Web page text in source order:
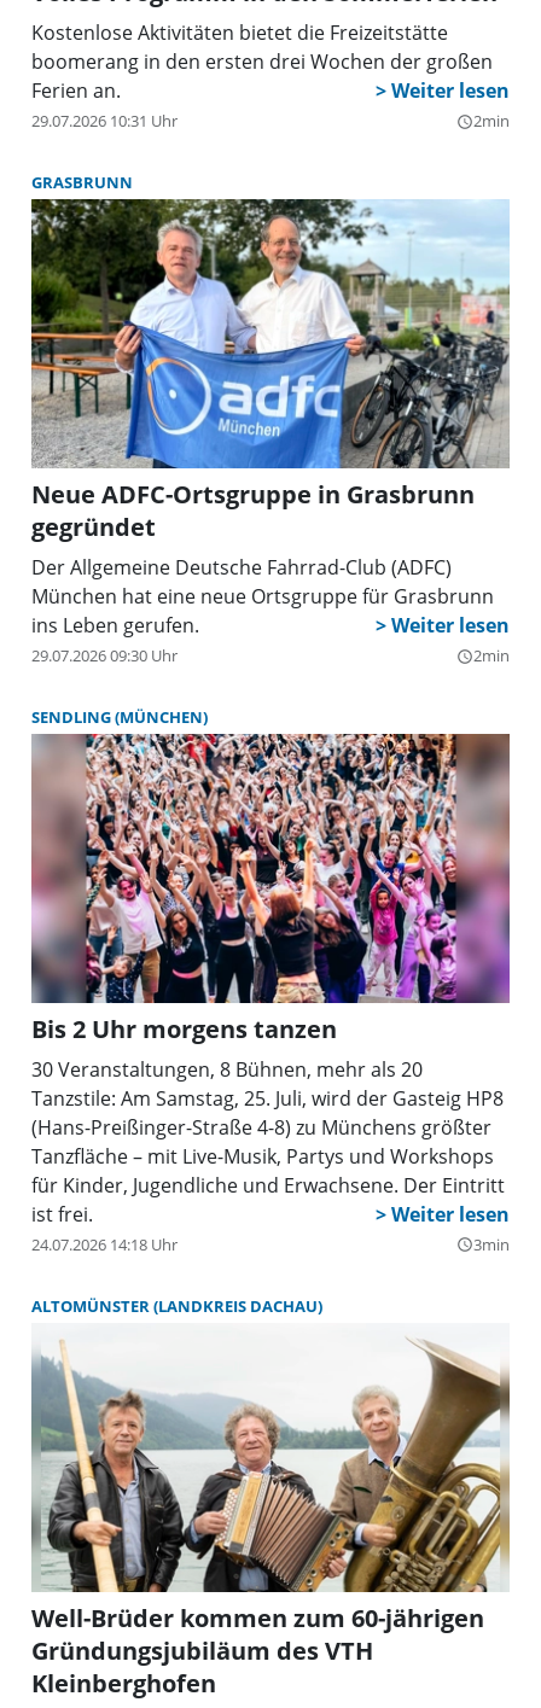
Kostenlose Aktivitäten bietet die Freizeitstätte
boomerang in den ersten drei Wochen der großen
Ferien an.
29.07.2026 10:31 Uhr query_builder2min
GRASBRUNN
Neue ADFC-Ortsgruppe in Grasbrunn
gegründet
Der Allgemeine Deutsche Fahrrad-Club (ADFC)
München hat eine neue Ortsgruppe für Grasbrunn
ins Leben gerufen.
29.07.2026 09:30 Uhr query_builder2min
SENDLING (MÜNCHEN)
Bis 2 Uhr morgens tanzen
30 Veranstaltungen, 8 Bühnen, mehr als 20
Tanzstile: Am Samstag, 25. Juli, wird der Gasteig HP8
(Hans-Preißinger-Straße 4-8) zu Münchens größter
Tanzfläche – mit Live-Musik, Partys und Workshops
für Kinder, Jugendliche und Erwachsene. Der Eintritt
ist frei.
24.07.2026 14:18 Uhr query_builder3min
ALTOMÜNSTER (LANDKREIS DACHAU)
Well-Brüder kommen zum 60-jährigen
Gründungsjubiläum des VTH
Kleinberghofen